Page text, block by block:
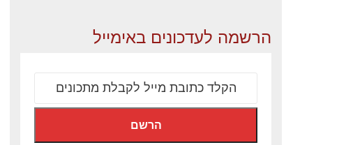
הרשמה לעדכונים באימייל